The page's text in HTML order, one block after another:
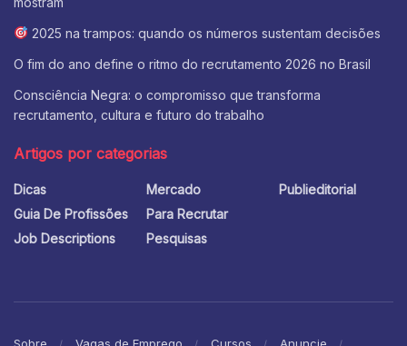
2025 na trampos: quando os números sustentam decisões
O fim do ano define o ritmo do recrutamento 2026 no Brasil
Consciência Negra: o compromisso que transforma
recrutamento, cultura e futuro do trabalho
Artigos por categorias
Dicas
Guia De Profissões
Job Descriptions
Mercado
Para Recrutar
Pesquisas
Publieditorial